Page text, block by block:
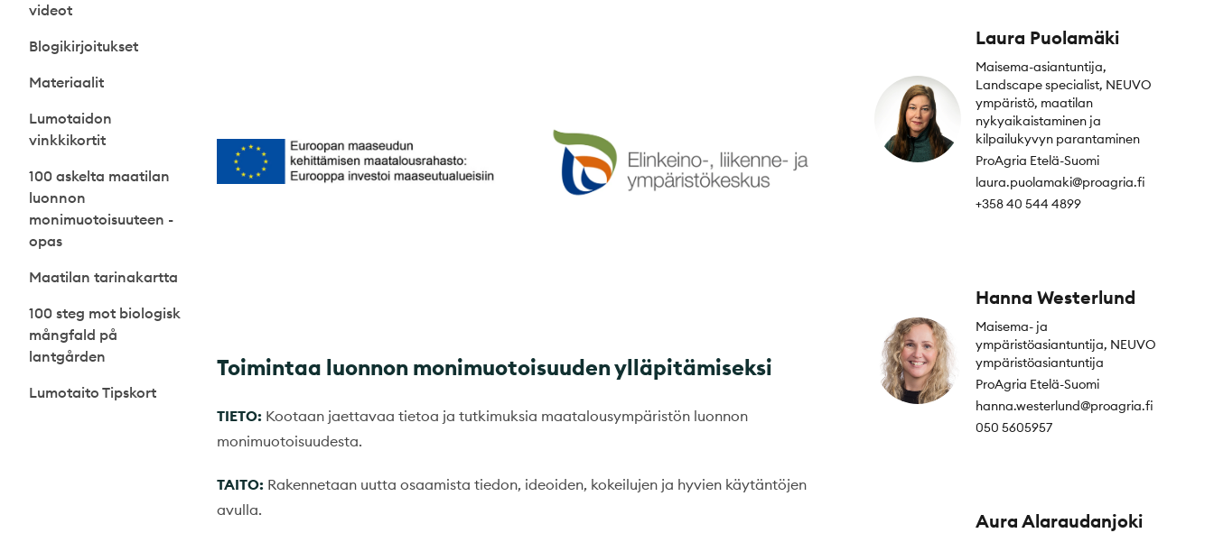
videot
Blogikirjoitukset
Materiaalit
Lumotaidon
vinkkikortit
100 askelta maatilan
luonnon
monimuotoisuuteen -
opas
Maatilan tarinakartta
100 steg mot biologisk
mångfald på
lantgården
Lumotaito Tipskort
Toimintaa luonnon monimuotoisuuden ylläpitämiseksi
TIETO: Kootaan jaettavaa tietoa ja tutkimuksia maatalousympäristön luonnon
monimuotoisuudesta.
TAITO: Rakennetaan uutta osaamista tiedon, ideoiden, kokeilujen ja hyvien käytäntöjen
avulla.
Laura Puolamäki
Maisema-asiantuntija,
Landscape specialist, NEUVO
ympäristö, maatilan
nykyaikaistaminen ja
kilpailukyvyn parantaminen
ProAgria Etelä-Suomi
laura.puolamaki@proagria.fi
+358 40 544 4899
Hanna Westerlund
Maisema- ja
ympäristöasiantuntija, NEUVO
ympäristöasiantuntija
ProAgria Etelä-Suomi
hanna.westerlund@proagria.fi
050 5605957
Aura Alaraudanjoki